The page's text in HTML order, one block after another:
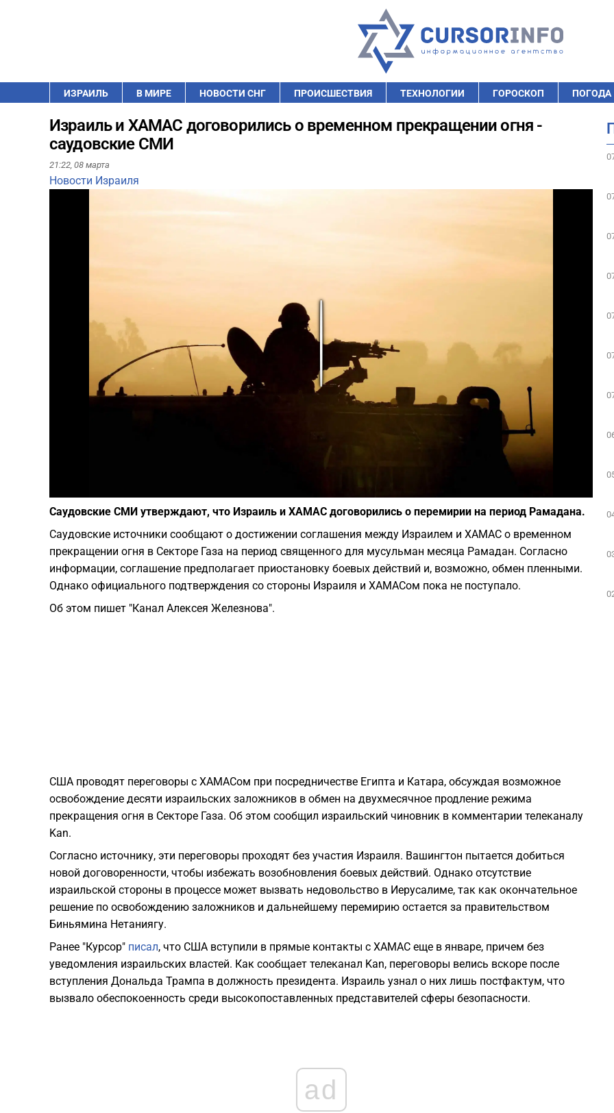
ИЗРАИЛЬ В МИРЕ НОВОСТИ СНГ ПРОИСШЕСТВИЯ ТЕХНОЛОГИИ ГОРОСКОП ПОГОДА
Израиль и ХАМАС договорились о временном прекращении огня -
саудовские СМИ
21:22, 08 марта
Новости Израиля
Play
Саудовские СМИ утверждают, что Израиль и ХАМАС договорились о перемирии на период Рамадана.
Саудовские источники сообщают о достижении соглашения между Израилем и ХАМАС о временном
прекращении огня в Секторе Газа на период священного для мусульман месяца Рамадан. Согласно
информации, соглашение предполагает приостановку боевых действий и, возможно, обмен пленными.
Однако официального подтверждения со стороны Израиля и ХАМАСом пока не поступало.
Об этом пишет "Канал Алексея Железнова".
США проводят переговоры с ХАМАСом при посредничестве Египта и Катара, обсуждая возможное
освобождение десяти израильских заложников в обмен на двухмесячное продление режима
прекращения огня в Секторе Газа. Об этом сообщил израильский чиновник в комментарии телеканалу
Kan.
Согласно источнику, эти переговоры проходят без участия Израиля. Вашингтон пытается добиться
новой договоренности, чтобы избежать возобновления боевых действий. Однако отсутствие
израильской стороны в процессе может вызвать недовольство в Иерусалиме, так как окончательное
решение по освобождению заложников и дальнейшему перемирию остается за правительством
Биньямина Нетаниягу.
Ранее "Курсор" писал, что США вступили в прямые контакты с ХАМАС еще в январе, причем без
уведомления израильских властей. Как сообщает телеканал Kan, переговоры велись вскоре после
вступления Дональда Трампа в должность президента. Израиль узнал о них лишь постфактум, что
вызвало обеспокоенность среди высокопоставленных представителей сферы безопасности.
ad